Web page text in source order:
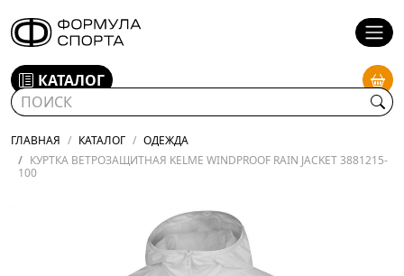
КАТАЛОГ
ГЛАВНАЯ КАТАЛОГ
ОДЕЖДА
КУРТКА ВЕТРОЗАЩИТНАЯ KELME WINDPROOF RAIN JACKET 3881215-
100